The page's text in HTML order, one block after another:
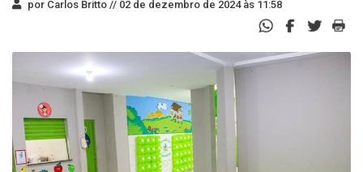
por Carlos Britto // 02 de dezembro de 2024 às 11:58